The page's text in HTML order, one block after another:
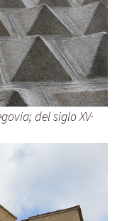
del siglo XV·